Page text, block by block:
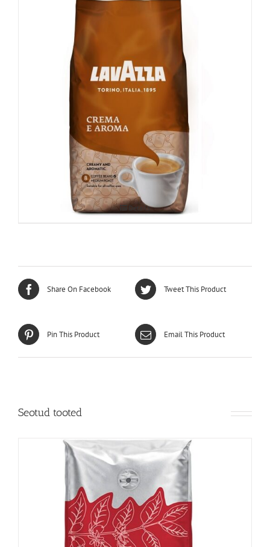
Lavazza Crema e Aroma 1kg
Details
Share On Facebook Tweet This Product
Pin This Product Email This Product
Seotud tooted